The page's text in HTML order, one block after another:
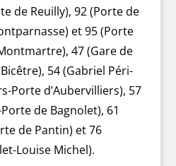
de Reuilly), 92 (Porte de
et 95 (Porte
47 (Gare de
54 (Gabriel Péri-
Porte d’Aubervilliers), 57
de Bagnolet), 61
de Pantin) et 76
Louise Michel).